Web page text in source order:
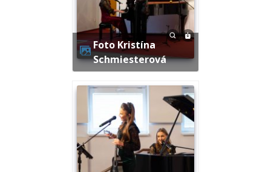
Foto Kristína
Schmiesterová